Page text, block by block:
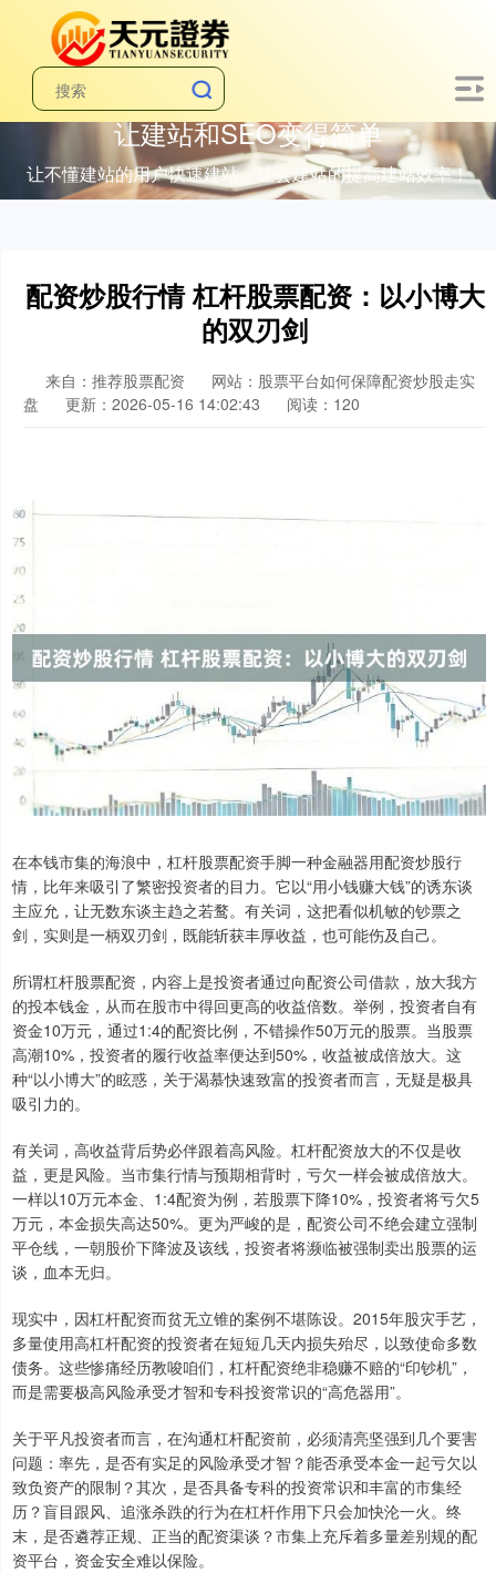
让建站和SEO变得简单
让不懂建站的用户快速建站，让会建站的提高建站效率！
配资炒股行情 杠杆股票配资：以小博大
的双刃剑
来自：推荐股票配资
网站：股票平台如何保障配资炒股走实
盘
更新：2026-05-16 14:02:43 阅读：120
在本钱市集的海浪中，杠杆股票配资手脚一种金融器用配资炒股行
情，比年来吸引了繁密投资者的目力。它以“用小钱赚大钱”的诱东谈
主应允，让无数东谈主趋之若鹜。有关词，这把看似机敏的钞票之
剑，实则是一柄双刃剑，既能斩获丰厚收益，也可能伤及自己。
所谓杠杆股票配资，内容上是投资者通过向配资公司借款，放大我方
的投本钱金，从而在股市中得回更高的收益倍数。举例，投资者自有
资金10万元，通过1:4的配资比例，不错操作50万元的股票。当股票
高潮10%，投资者的履行收益率便达到50%，收益被成倍放大。这
种“以小博大”的眩惑，关于渴慕快速致富的投资者而言，无疑是极具
吸引力的。
有关词，高收益背后势必伴跟着高风险。杠杆配资放大的不仅是收
益，更是风险。当市集行情与预期相背时，亏欠一样会被成倍放大。
一样以10万元本金、1:4配资为例，若股票下降10%，投资者将亏欠5
万元，本金损失高达50%。更为严峻的是，配资公司不绝会建立强制
平仓线，一朝股价下降波及该线，投资者将濒临被强制卖出股票的运
谈，血本无归。
现实中，因杠杆配资而贫无立锥的案例不堪陈设。2015年股灾手艺，
多量使用高杠杆配资的投资者在短短几天内损失殆尽，以致使命多数
债务。这些惨痛经历教唆咱们，杠杆配资绝非稳赚不赔的“印钞机”，
而是需要极高风险承受才智和专科投资常识的“高危器用”。
关于平凡投资者而言，在沟通杠杆配资前，必须清亮坚强到几个要害
问题：率先，是否有实足的风险承受才智？能否承受本金一起亏欠以
致负资产的限制？其次，是否具备专科的投资常识和丰富的市集经
历？盲目跟风、追涨杀跌的行为在杠杆作用下只会加快沦一火。终
末，是否遴荐正规、正当的配资渠谈？市集上充斥着多量差别规的配
资平台，资金安全难以保险。